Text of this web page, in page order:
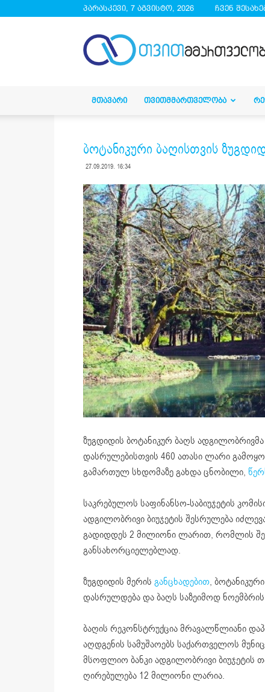
პარასკევი, 7 აგვისტო, 2026 ჩვენ
ᲛᲗᲐᲕᲐᲠᲘ ᲗᲕᲘᲗᲛᲛᲐᲠᲗᲕᲔᲚᲝᲑᲐ
ბოტანიკური ბაღისთვის
27.09.2019. 16:34
ზუგდიდის ბოტანიკურ ბაღს ადგილობრივმა
დასრულებისთვის 460 ათასი ლარი
გამართულ სხდომაზე გახდა ცნობილი,
საკრებულოს საფინანსო-საბიუჯეტის
ადგილობრივი ბიუჯეტის შესრულება
გადიდდეს 2 მილიონი ლარით, რომლის
განსახორციელებლად.
ზუგდიდის მერის განცხადებით,
დასრულდება და ბაღს საზეიმოდ ნოემბრის
ბაღის რეკონსტრუქცია მრავალწლიანი
აღდგენის სამუშაოებს საქართველოს
მსოფლიო ბანკი ადგილობრივი ბიუჯეტის
ღირებულება 12 მილიონი ლარია.